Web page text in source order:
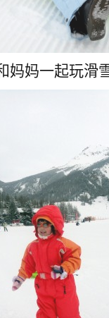
妈妈一起玩滑